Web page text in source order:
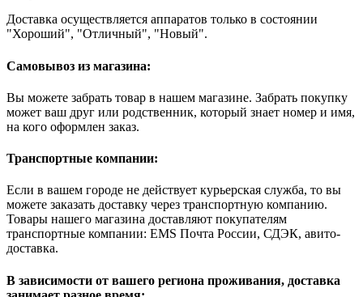
Доставка осуществляется аппаратов только в состоянии
"Хороший", "Отличный", "Новый".
Самовывоз из магазина:
Вы можете забрать товар в нашем магазине. Забрать покупку
может ваш друг или родственник, который знает номер и имя,
на кого оформлен заказ.
Транспортные компании:
Если в вашем городе не действует курьерская служба, то вы
можете заказать доставку через транспортную компанию.
Товары нашего магазина доставляют покупателям
транспортные компании: EMS Почта России, СДЭК, авито-
доставка.
В зависимости от вашего региона проживания, доставка